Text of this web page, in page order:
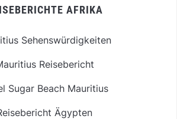
AFRIKA
Sehenswürdigkeiten
Reisebericht
Sugar Beach Mauritius
Ägypten